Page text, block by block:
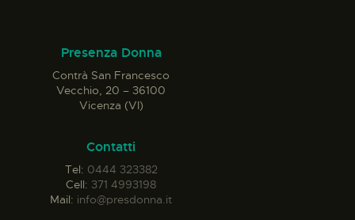
Presenza Donna
Contrà San Francesco
Vecchio, 20 – 36100
Vicenza (VI)
Contatti
Tel: 0444 323382
Cell: 371 4993198
Mail: info@presdonna.it